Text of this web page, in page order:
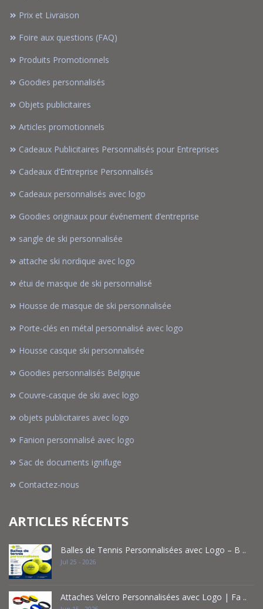
Prix et Livraison
Foire aux questions (FAQ)
Produits Promotionnels
Goodies personnalisés
Objets publicitaires
Articles promotionnels
Cadeaux Publicitaires Personnalisés pour Entreprises
Cadeaux d’Entreprise Personnalisés
Cadeaux personnalisés avec logo
Goodies originaux pour événement d’entreprise
sangle de ski personnalisée
attache ski nordique avec logo
étui de masque de ski personnalisé
Housse de masque de ski personnalisée
Porte-clés en métal personnalisé avec logo
Housse casque ski personnalisée
Goodies personnalisés Belgique
Couvre-casque de ski avec logo
objets publicitaires avec logo
Fanion personnalisé avec logo
Sac de documents ignifuge
Contactez-nous
ARTICLES RÉCENTS
Balles de Tennis Personnalisées avec Logo – B ..
Jul 25 - 2026
Attaches Velcro Personnalisées avec Logo | Fa ..